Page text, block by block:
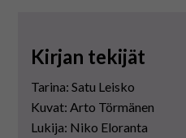
Kirjan tekijät
Tarina: Satu Leisko
Kuvat: Arto Törmänen
Lukija: Niko Eloranta